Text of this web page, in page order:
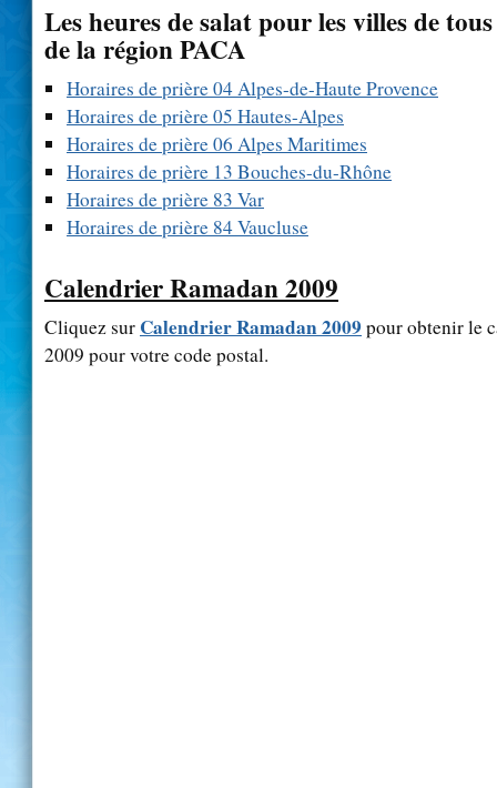
Les heures de salat pour les villes de
de la région PACA
Horaires de prière 04 Alpes-de-Haute Provence
Horaires de prière 05 Hautes-Alpes
Horaires de prière 06 Alpes Maritimes
Horaires de prière 13 Bouches-du-Rhône
Horaires de prière 83 Var
Horaires de prière 84 Vaucluse
Calendrier Ramadan 2009
Cliquez sur Calendrier Ramadan 2009pour obtenir le
2009 pour votre code postal.